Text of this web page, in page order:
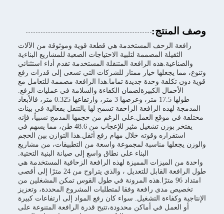
وصف المنتج:
رافعة الزحف المستخدمة هي قطعة قوية وموثوقة من الآلات
الثقيلة المصممة لتلبية الاحتياجات الصعبة للمشاريع البناءية
والصناعية.هذه الرافعة المتنقلة المستخدمة تقدم أداء استثنائي
وتنوع، مما يجعلها خيار ممتاز للشركات التي تسعى إلى قدرات رفع
قوية دون تكلفة وحدة جديدة تماما.هذا الرافعة مصممة للتعامل مع
الأحمال الكبيرةلضمان الكفاءة والسلامة في عمليات الرفع.
طولها 17.5 متر، وعرضها 3 متر، وارتفاعها 0.325 متر، فالأبعاد
المدمجة لهذه الرافعة الزاحفة تسمح لها بالتنقل بفعالية في بيئات
مختلفة في موقع العمل.على الرغم من حجمها المدمج نسبياً، فإنه
يفتخر بوزن تشغيل مثير للإعجاب من 48.6 طن، مما يسهم في
استقراره وقوته خلال مهام رفع أثقل.هذا التوازن بين الحجم
والوزن يجعلها مناسبة لمجموعة واسعة من التطبيقات، من مشاريع
البناء على نطاق واسع إلى صيانة البنية التحتية.
واحدة من الميزات المميزة لهذه الرافعة الزحافية المستخدمة هي
طول الرافعة القابل للتعديل ، والذي يتراوح من 24 مترًا إلى أقصى
امتداد 96 مترًا.هذه المرونة في طول القوس تمكن المشغلين من
تخصيص مدى رافعة وفقا لمتطلبات المشروع المحددة، وتعزيز
الإنتاجية وكفاءة التشغيل. سواء كان رفع المواد إلى ارتفاعات كبيرة
أو العمل في أماكن محدودة،تتيح قدرة الرافعة المتنوعة على